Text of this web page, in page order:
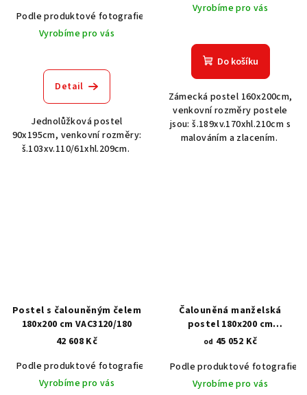
Podle produktové fotografie
Akát vintage BT1551
Vyrobíme pro vás
Detail
Jednolůžková postel
90x195cm, venkovní rozměry:
š.103xv.110/61xhl.209cm.
Vyrobíme pro vás
Do košíku
Zámecká postel 160x200cm,
venkovní rozměry postele
jsou: š.189xv.170xhl.210cm s
malováním a zlacením.
Postel s čalouněným čelem
180x200 cm VAC3120/180
42 608 Kč
Podle produktové fotografie
Akát vintage BT1551
Dub světlý
Vyrobíme pro vás
Čalouněná manželská
postel 180x200 cm
VAR2077/180
od 45 052 Kč
Podle produktové fotografie
Vyrobíme pro vás